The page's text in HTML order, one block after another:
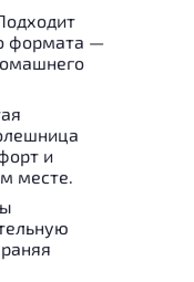
формата —
и
месте.